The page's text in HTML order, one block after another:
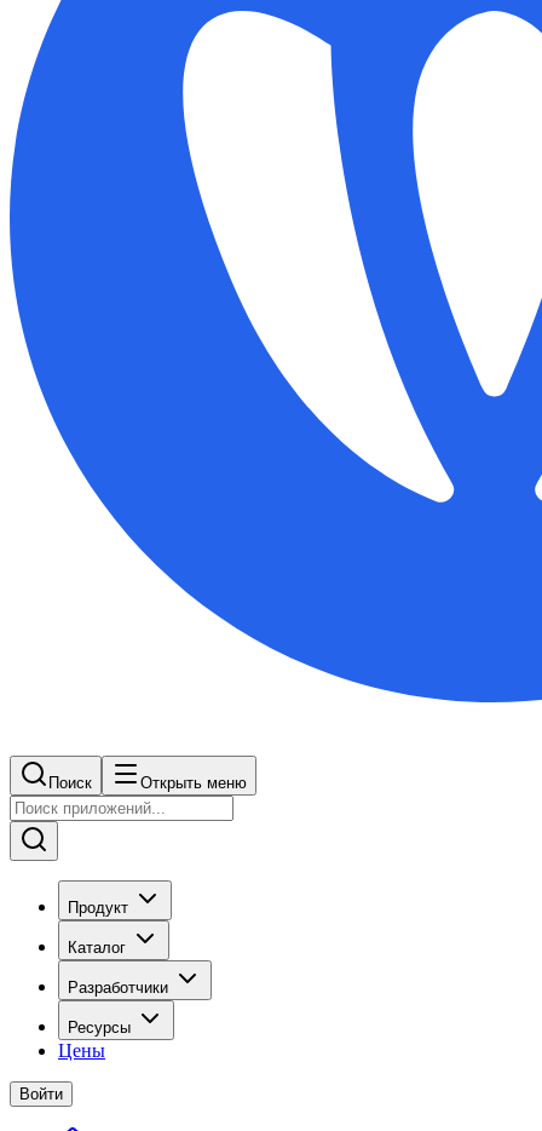
Поиск Открыть меню
Продукт
Каталог
Разработчики
Ресурсы
Цены
Войти